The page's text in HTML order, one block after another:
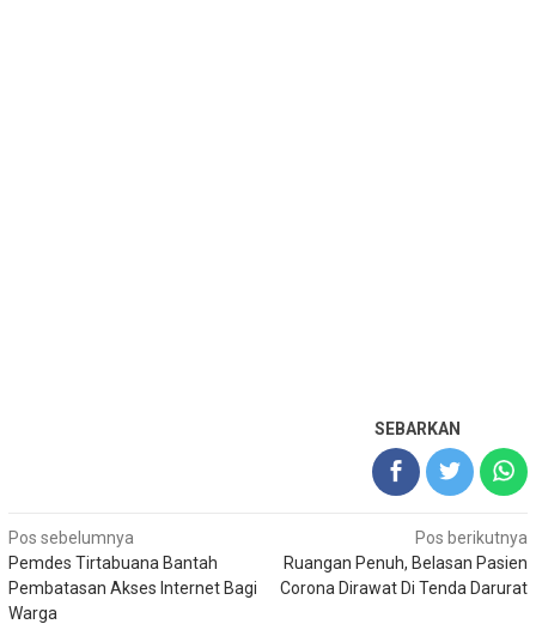
SEBARKAN
Navigasi
pos
Pos sebelumnya
Pemdes Tirtabuana Bantah
Pembatasan Akses Internet Bagi
Warga
Pos berikutnya
Ruangan Penuh, Belasan Pasien
Corona Dirawat Di Tenda Darurat